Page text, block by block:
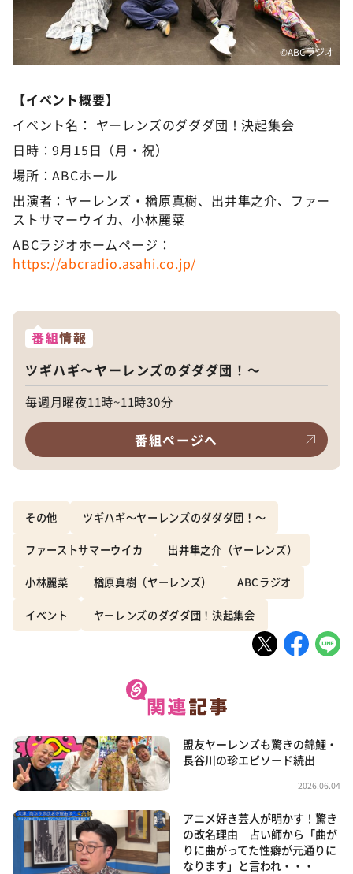
©️ABCラジオ
【イベント概要】
イベント名： ヤーレンズのダダダ団！決起集会
日時：9月15日（月・祝）
場所：ABCホール
出演者：ヤーレンズ・楢原真樹、出井隼之介、ファー
ストサマーウイカ、小林麗菜
ABCラジオホームページ：
https://abcradio.asahi.co.jp/
番組情報
ツギハギ～ヤーレンズのダダダ団！～
毎週月曜夜11時~11時30分
番組ページへ
その他 ツギハギ～ヤーレンズのダダダ団！～
ファーストサマーウイカ 出井隼之介（ヤーレンズ）
小林麗菜 楢原真樹（ヤーレンズ） ABCラジオ
イベント ヤーレンズのダダダ団！決起集会
盟友ヤーレンズも驚きの錦鯉・
長谷川の珍エピソード続出
2026.06.04
アニメ好き芸人が明かす！驚き
の改名理由 占い師から「曲が
りに曲がってた性癖が元通りに
なります」と言われ・・・